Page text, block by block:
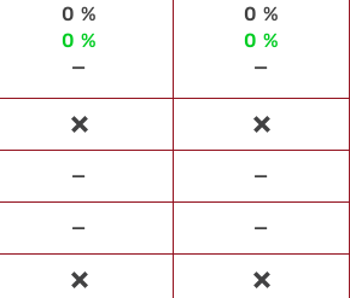
0 % 0 %
0 % 0 %
— —
— —
— —